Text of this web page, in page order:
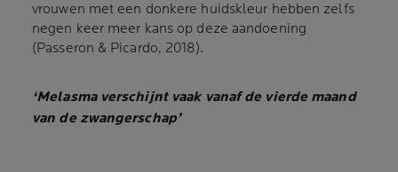
vrouwen met een donkere huidskleur hebben zelfs
negen keer meer kans op deze aandoening
(Passeron & Picardo, 2018).
‘Melasma verschijnt vaak vanaf de vierde maand
van de zwangerschap’